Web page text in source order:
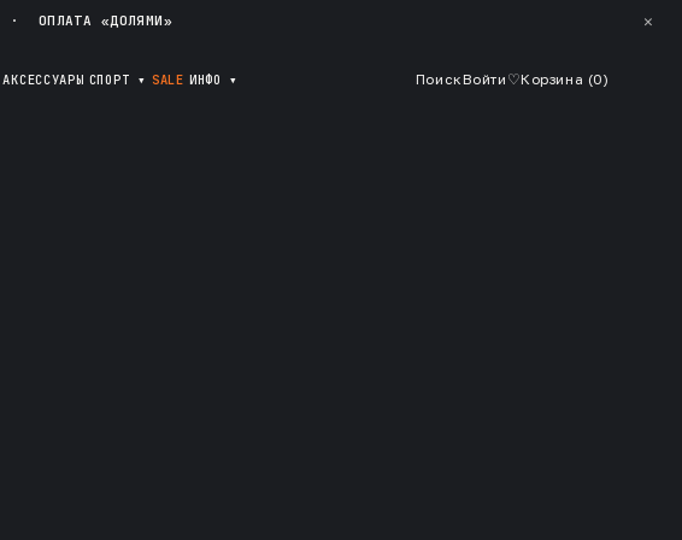
· ОПЛАТА «ДОЛЯМИ» ✕
АКСЕССУАРЫ СПОРТ ▾ SALE ИНФО ▾ ПоискВойти ♡Корзина (0)